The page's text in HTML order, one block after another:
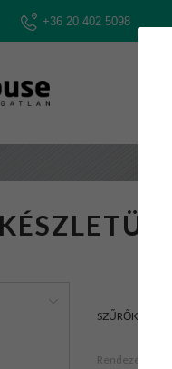
+36 20 402 5098
SZŰRŐK:
Rendezés: